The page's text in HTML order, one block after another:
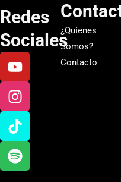
Redes
Sociales
Y
o
u
t
u
b
e
I
n
s
t
a
g
r
a
T
i
k
t
o
k
S
p
o
t
i
f
y
¿Quienes
Somos?
Contacto